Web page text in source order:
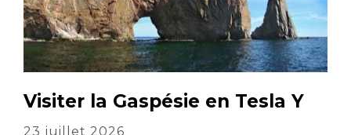
Visiter la Gaspésie en Tesla Y
23 juillet 2026